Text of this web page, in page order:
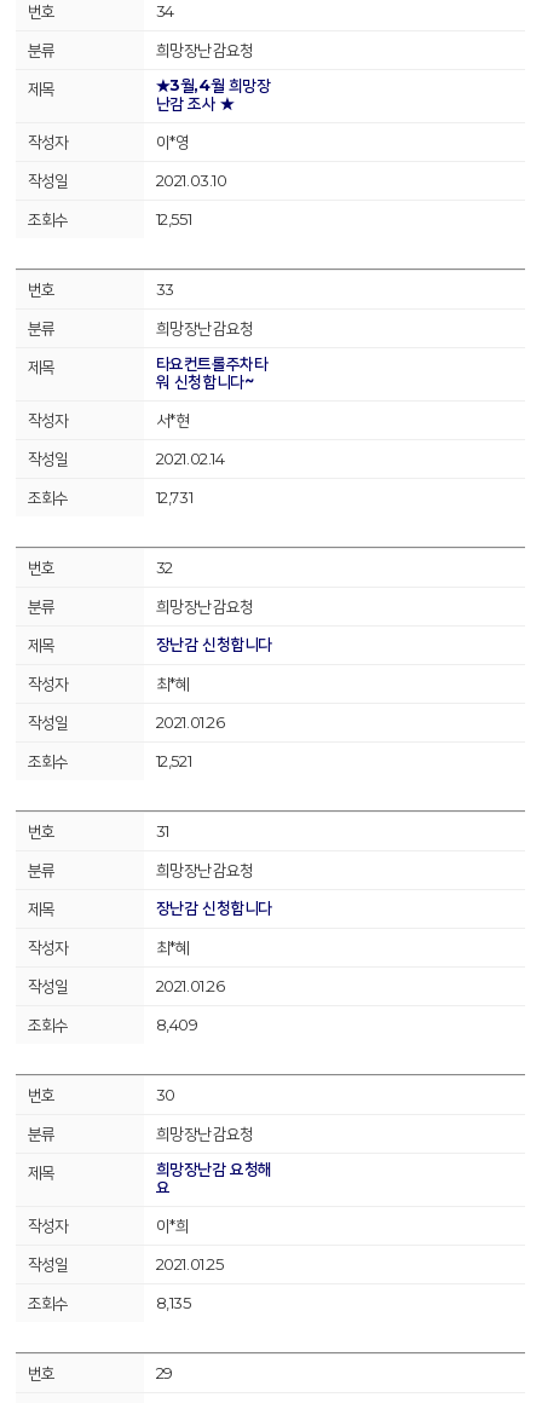
34
희망장난감요청
★3월,4월 희망장
난감 조사 ★
이*영
2021.03.10
12,551
33
희망장난감요청
타요컨트롤주차타
워 신청합니다~
서*현
2021.02.14
12,731
32
희망장난감요청
장난감 신청합니다
최*혜
2021.01.26
12,521
31
희망장난감요청
장난감 신청합니다
최*혜
2021.01.26
8,409
30
희망장난감요청
희망장난감 요청해
요
이*희
2021.01.25
8,135
29